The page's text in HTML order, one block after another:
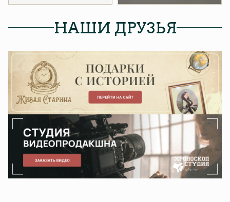
НАШИ ДРУЗЬЯ